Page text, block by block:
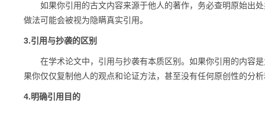
如果你引用的古文内容来源于他人的著作，务必查明原始出处
做法可能会被视为隐瞒真实引用。
3.引用与抄袭的区别
在学术论文中，引用与抄袭有本质区别。如果你引用的内容是
果你仅仅复制他人的观点和论证方法，甚至没有任何原创性的分
4.明确引用目的